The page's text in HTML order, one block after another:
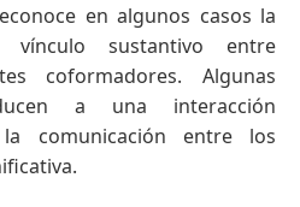
en algunos casos la
sustantivo entre
coformadores. Algunas
a una interacción
comunicación entre los